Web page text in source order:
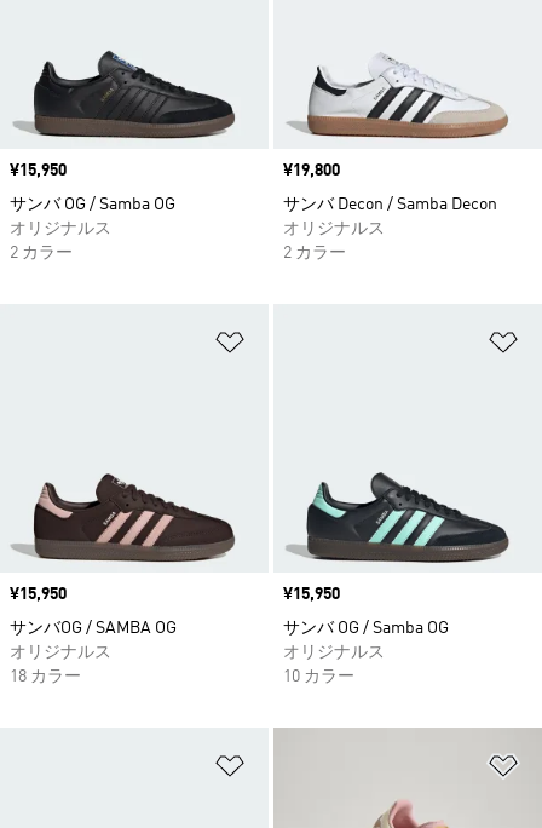
価格
¥15,950
サンバ OG / Samba OG
オリジナルス
2 カラー
価格
¥19,800
サンバ Decon / Samba Decon
オリジナルス
2 カラー
価格
¥15,950
サンバOG / SAMBA OG
オリジナルス
18 カラー
価格
¥15,950
サンバ OG / Samba OG
オリジナルス
10 カラー